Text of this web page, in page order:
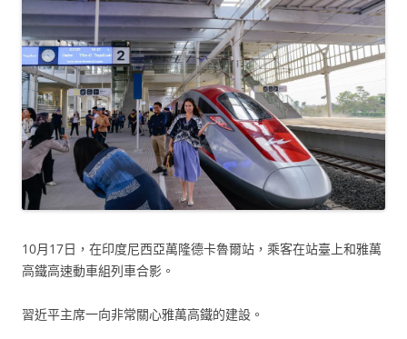
10月17日，在印度尼西亞萬隆德卡魯爾站，乘客在站臺上和雅萬
高鐵高速動車組列車合影。
習近平主席一向非常關心雅萬高鐵的建設。